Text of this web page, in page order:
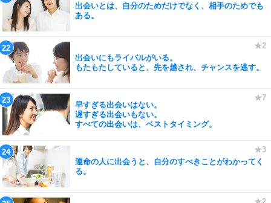
出会いとは、自分のためだけでなく、相手のためでも
ある。
出会いにもライバルがいる。
もたもたしていると、先を越され、チャンスを逃す。
早すぎる出会いはない。
遅すぎる出会いもない。
すべての出会いは、ベストタイミング。
運命の人に出会うと、自分のすべきことがわかってく
る。